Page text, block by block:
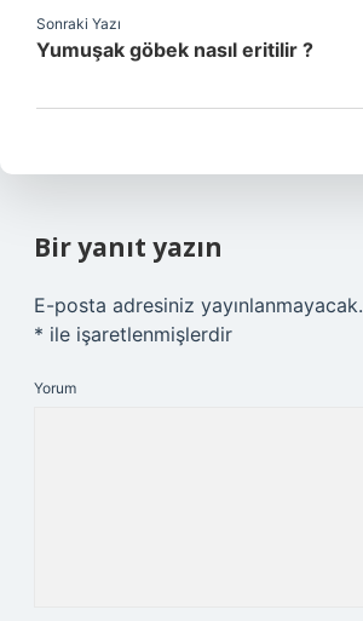
Sonraki Yazı
Yumuşak göbek nasıl eritilir ?
Bir yanıt yazın
E-posta adresiniz yayınlanmayacak.
* ile işaretlenmişlerdir
Yorum